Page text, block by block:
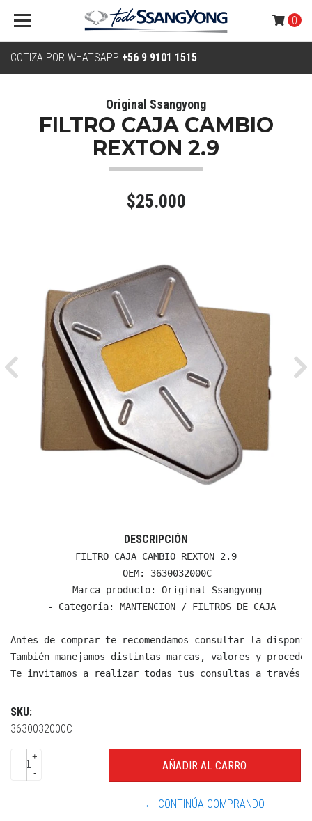
COTIZA POR WHATSAPP +56 9 9101 1515
0
Original Ssangyong
FILTRO CAJA CAMBIO
REXTON 2.9
$25.000
Previous
DESCRIPCIÓN
FILTRO CAJA CAMBIO REXTON 2.9
  - OEM: 3630032000C
  - Marca producto: Original Ssangyong
  - Categoría: MANTENCION / FILTROS DE CAJA
Antes de comprar te recomendamos consultar la
También manejamos distintas marcas, valores y
Te invitamos a realizar todas tus consultas a través
SKU:
3630032000C
+
-
← CONTINÚA COMPRANDO